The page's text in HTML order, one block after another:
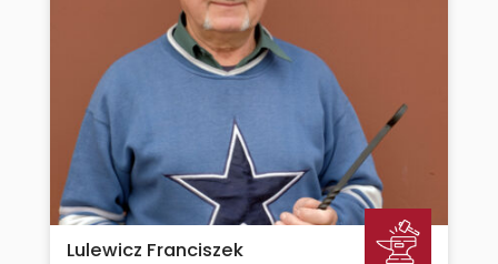
Lulewicz Franciszek